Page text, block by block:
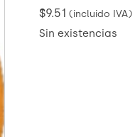
$9.51 (incluido IVA)
Sin existencias